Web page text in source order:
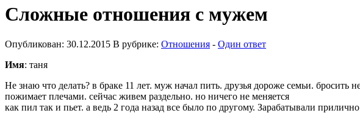
Сложные отношения с мужем
Опубликован: 30.12.2015 В рубрике: Отношения - Один ответ
Имя: таня
Не знаю что делать? в браке 11 лет. муж начал пить. друзья дороже семьи. бросить
пожимает плечами. сейчас живем раздельно. но ничего не меняется
как пил так и пьет. а ведь 2 года назад все было по другому. Зарабатывали